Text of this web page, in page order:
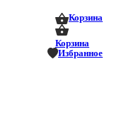
Корзина
Корзина
Избранное